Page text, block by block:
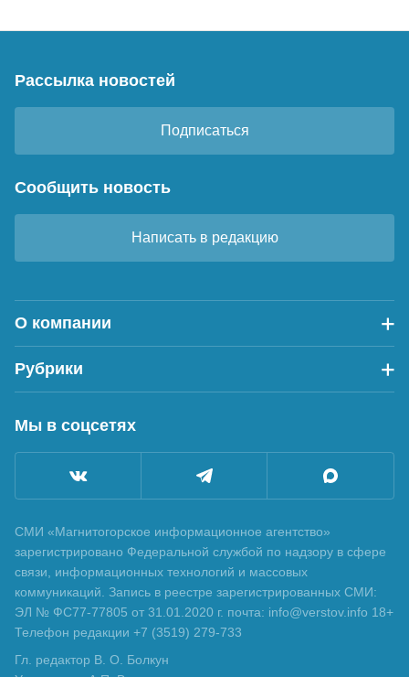
Рассылка новостей
Подписаться
Сообщить новость
Написать в редакцию
О компании
Рубрики
Мы в соцсетях
СМИ «Магнитогорское информационное агентство»
зарегистрировано Федеральной службой по надзору в сфере
связи, информационных технологий и массовых
коммуникаций. Запись в реестре зарегистрированных СМИ:
ЭЛ № ФС77-77805 от 31.01.2020 г. почта: info@verstov.info 18+
Телефон редакции +7 (3519) 279-733
Гл. редактор В. О. Болкун